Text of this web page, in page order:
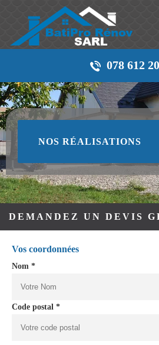
078 612
NOS RÉALISATIONS
DEMANDEZ UN DEVIS
Vos coordonnées
Nom *
Code postal *